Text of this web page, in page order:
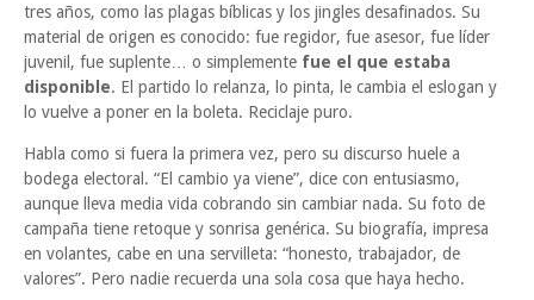
tres años, como las plagas bíblicas y los jingles desafinados. Su
material de origen es conocido: fue regidor, fue asesor, fue líder
juvenil, fue suplente… o simplemente fue el que estaba
disponible. El partido lo relanza, lo pinta, le cambia el eslogan y
lo vuelve a poner en la boleta. Reciclaje puro.
Habla como si fuera la primera vez, pero su discurso huele a
bodega electoral. “El cambio ya viene”, dice con entusiasmo,
aunque lleva media vida cobrando sin cambiar nada. Su foto de
campaña tiene retoque y sonrisa genérica. Su biografía, impresa
en volantes, cabe en una servilleta: “honesto, trabajador, de
valores”. Pero nadie recuerda una sola cosa que haya hecho.